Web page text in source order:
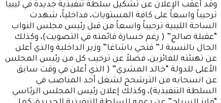
وقد أعقب الإعلان عن تشكيل سلطة تنفيذية جديدة في ليبيا
ترحيباً واسعاً على كافة المستويات، فداخلياً، شهدت
الساحة الليبية ترحيباً واسعاً من قبل رئيس مجلس النواب
“عقبلة صالح” ( رغم خسارة قائمته في التصويت)، وكذلك
الحال بالنسبة لـ” فتحي باشاغا” وزير الداخلية والذي أعلن
عن تهنئته للفائزين، فضلاً عن ترحيب كل من رئيس المجلس
الأعلى للدولة “خالد المشري” ( الذي أعلن في وقت سابق
عن انسحابه من الترشحح لشغل أحد المناصب في
السلطة التنفيذية)، وكذلك إعلان رئيس المجلس الرئاسي